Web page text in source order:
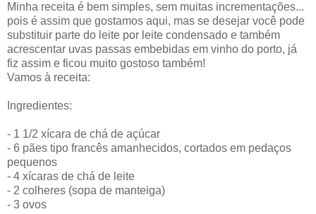
Minha receita é bem simples, sem muitas incrementações...
pois é assim que gostamos aqui, mas se desejar você pode
substituir parte do leite por leite condensado e também
acrescentar uvas passas embebidas em vinho do porto, já
fiz assim e ficou muito gostoso também!
Vamos à receita:
Ingredientes:
- 1 1/2 xícara de chá de açúcar
- 6 pães tipo francês amanhecidos, cortados em pedaços
pequenos
- 4 xícaras de chá de leite
- 2 colheres (sopa de manteiga)
- 3 ovos